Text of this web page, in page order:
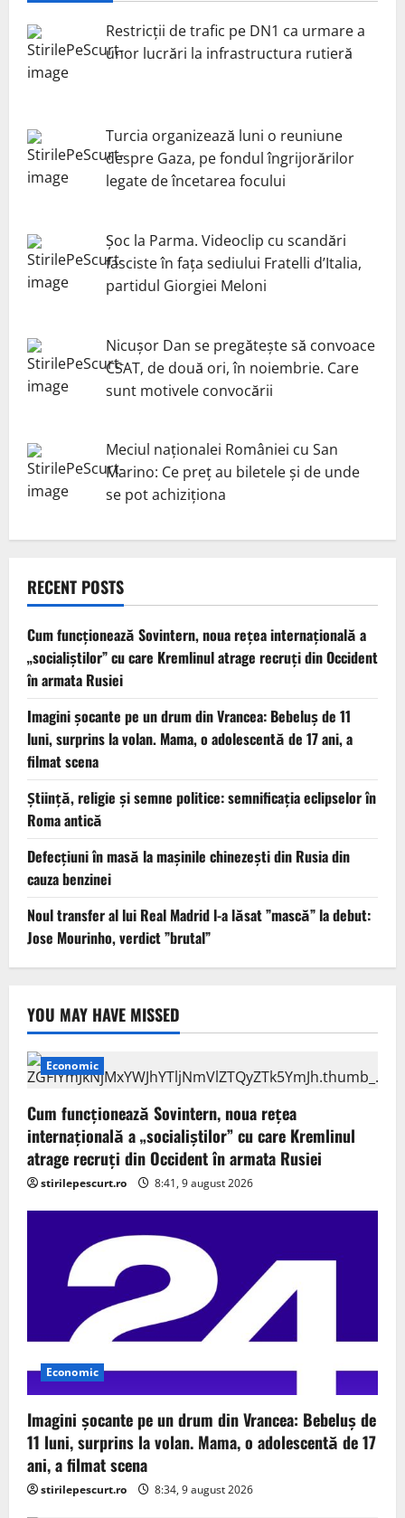
Restricții de trafic pe DN1 ca urmare a
unor lucrări la infrastructura rutieră
Turcia organizează luni o reuniune
despre Gaza, pe fondul îngrijorărilor
legate de încetarea focului
Șoc la Parma. Videoclip cu scandări
fasciste în fața sediului Fratelli d’Italia,
partidul Giorgiei Meloni
Nicuşor Dan se pregăteşte să convoace
CSAT, de două ori, în noiembrie. Care
sunt motivele convocării
Meciul naționalei României cu San
Marino: Ce preț au biletele și de unde
se pot achiziționa
RECENT POSTS
Cum funcționează Sovintern, noua rețea internațională a
„socialiștilor” cu care Kremlinul atrage recruți din Occident
în armata Rusiei
Imagini șocante pe un drum din Vrancea: Bebeluș de 11
luni, surprins la volan. Mama, o adolescentă de 17 ani, a
filmat scena
Știință, religie și semne politice: semnificația eclipselor în
Roma antică
Defecțiuni în masă la mașinile chinezești din Rusia din
cauza benzinei
Noul transfer al lui Real Madrid l-a lăsat ”mască” la debut:
Jose Mourinho, verdict ”brutal”
YOU MAY HAVE MISSED
Economic
Cum funcționează Sovintern, noua rețea
internațională a „socialiștilor” cu care Kremlinul
atrage recruți din Occident în armata Rusiei
stirilepescurt.ro 8:41, 9 august 2026
Economic
Imagini șocante pe un drum din Vrancea: Bebeluș de
11 luni, surprins la volan. Mama, o adolescentă de 17
ani, a filmat scena
stirilepescurt.ro 8:34, 9 august 2026